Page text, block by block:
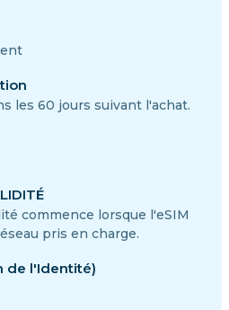
les 60 jours suivant l'achat.
commence lorsque l'eSIM
pris en charge.
de l'Identité)